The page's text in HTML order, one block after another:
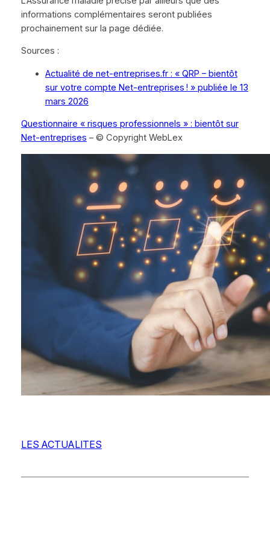
informations complémentaires seront publiées
prochainement sur la page dédiée.
Sources :
Actualité de net-entreprises.fr : « QRP – bientôt
sur votre compte Net-entreprises ! » publiée le 13
mars 2026
Questionnaire « risques professionnels » : bientôt sur
Net-entreprises – © Copyright WebLex
LES ACTUALITES